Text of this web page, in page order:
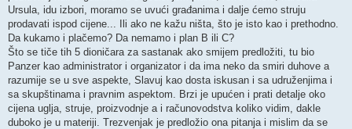
Ursula, idu izbori, moramo se uvući građanima i dalje ćemo struju
prodavati ispod cijene... Ili ako ne kažu ništa, što je isto kao i prethodno.
Da kukamo i plačemo? Da nemamo i plan B ili C?
Što se tiče tih 5 dioničara za sastanak ako smijem predložiti, tu bio
Panzer kao administrator i organizator i da ima neko da smiri duhove a
razumije se u sve aspekte, Slavuj kao dosta iskusan i sa udruženjima i
sa skupštinama i pravnim aspektom. Brzi je upućen i prati detalje oko
cijena uglja, struje, proizvodnje a i računovodstva koliko vidim, dakle
duboko je u materiji. Trezvenjak je predložio ona pitanja i mislim da se